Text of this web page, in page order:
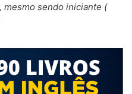
mesmo sendo iniciante (